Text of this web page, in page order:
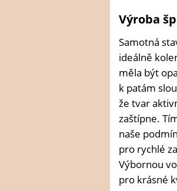
Výroba
Samotná
ideálně
měla být
k patám
že tvar
zaštípne.
naše
pro rychlé
Výbornou
pro krásné